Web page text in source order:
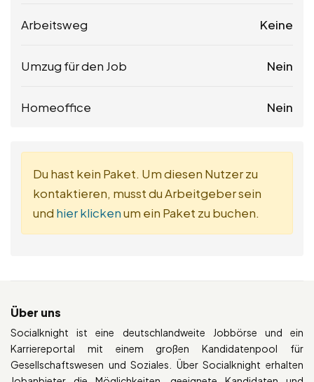
Arbeitsweg Keine
Umzug für den Job Nein
Homeoffice Nein
Du hast kein Paket. Um diesen Nutzer zu
kontaktieren, musst du Arbeitgeber sein
und hier klickenum ein Paket zu buchen.
Über uns
Socialknight ist eine deutschlandweite Jobbörse und ein
Karriereportal mit einem großen Kandidatenpool für
Gesellschaftswesen und Soziales. Über Socialknight erhalten